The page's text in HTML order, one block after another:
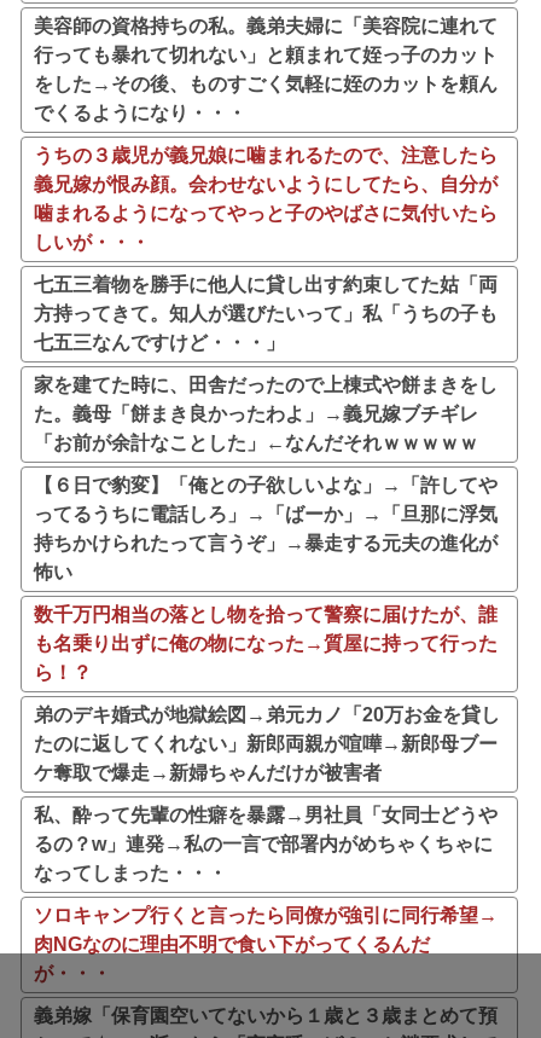
美容師の資格持ちの私。義弟夫婦に「美容院に連れて
行っても暴れて切れない」と頼まれて姪っ子のカット
をした→その後、ものすごく気軽に姪のカットを頼ん
でくるようになり・・・
うちの３歳児が義兄娘に噛まれるたので、注意したら
義兄嫁が恨み顔。会わせないようにしてたら、自分が
噛まれるようになってやっと子のやばさに気付いたら
しいが・・・
七五三着物を勝手に他人に貸し出す約束してた姑「両
方持ってきて。知人が選びたいって」私「うちの子も
七五三なんですけど・・・」
家を建てた時に、田舎だったので上棟式や餅まきをし
た。義母「餅まき良かったわよ」→義兄嫁ブチギレ
「お前が余計なことした」←なんだそれｗｗｗｗｗ
【６日で豹変】「俺との子欲しいよな」→「許してや
ってるうちに電話しろ」→「ばーか」→「旦那に浮気
持ちかけられたって言うぞ」→暴走する元夫の進化が
怖い
数千万円相当の落とし物を拾って警察に届けたが、誰
も名乗り出ずに俺の物になった→質屋に持って行った
ら！？
弟のデキ婚式が地獄絵図→弟元カノ「20万お金を貸し
たのに返してくれない」新郎両親が喧嘩→新郎母ブー
ケ奪取で爆走→新婦ちゃんだけが被害者
私、酔って先輩の性癖を暴露→男社員「女同士どうや
るの？w」連発→私の一言で部署内がめちゃくちゃに
なってしまった・・・
ソロキャンプ行くと言ったら同僚が強引に同行希望→
肉NGなのに理由不明で食い下がってくるんだ
が・・・
義弟嫁「保育園空いてないから１歳と３歳まとめて預